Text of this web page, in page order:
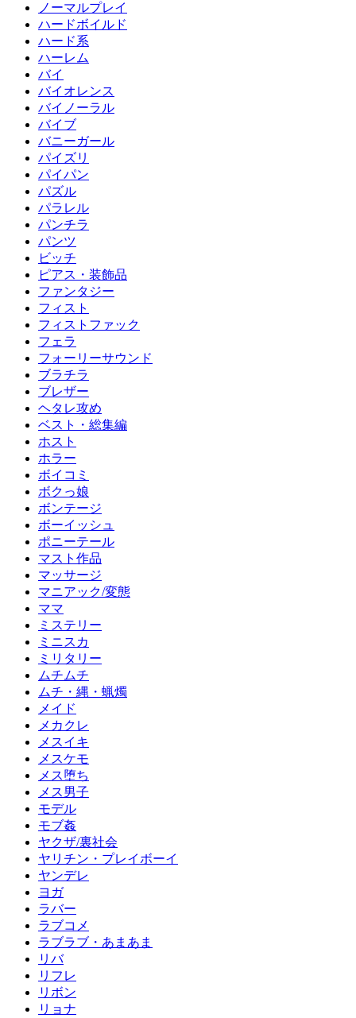
ノーマルプレイ
ハードボイルド
ハード系
ハーレム
バイ
バイオレンス
バイノーラル
バイブ
バニーガール
パイズリ
パイパン
パズル
パラレル
パンチラ
パンツ
ビッチ
ピアス・装飾品
ファンタジー
フィスト
フィストファック
フェラ
フォーリーサウンド
ブラチラ
ブレザー
ヘタレ攻め
ベスト・総集編
ホスト
ホラー
ボイコミ
ボクっ娘
ボンテージ
ボーイッシュ
ポニーテール
マスト作品
マッサージ
マニアック/変態
ママ
ミステリー
ミニスカ
ミリタリー
ムチムチ
ムチ・縄・蝋燭
メイド
メカクレ
メスイキ
メスケモ
メス堕ち
メス男子
モデル
モブ姦
ヤクザ/裏社会
ヤリチン・プレイボーイ
ヤンデレ
ヨガ
ラバー
ラブコメ
ラブラブ・あまあま
リバ
リフレ
リボン
リョナ